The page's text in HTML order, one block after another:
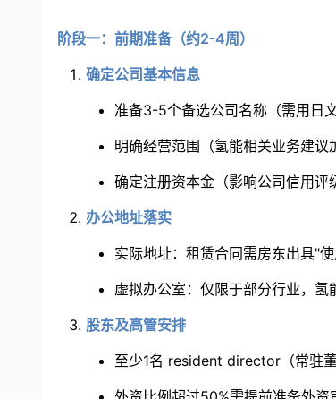
阶段一：前期准备（约2-4周）
确定公司基本信息
准备3-5个备选公司名称（需用日
明确经营范围（氢能相关业务建议
确定注册资本金（影响公司信用评
办公地址落实
实际地址：租赁合同需房东出具"
虚拟办公室：仅限于部分行业，氢
股东及高管安排
至少1名 resident director（常驻董